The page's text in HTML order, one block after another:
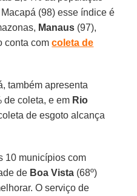
(98) esse índice é
Manaus (97),
conta comcoleta de
também apresenta
de coleta, e em Rio
de esgoto alcança
10 municípios com
de Boa Vista (68º)
O serviço de